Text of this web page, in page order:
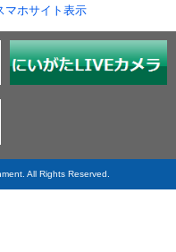
マホサイト表示
All Rights Reserved.